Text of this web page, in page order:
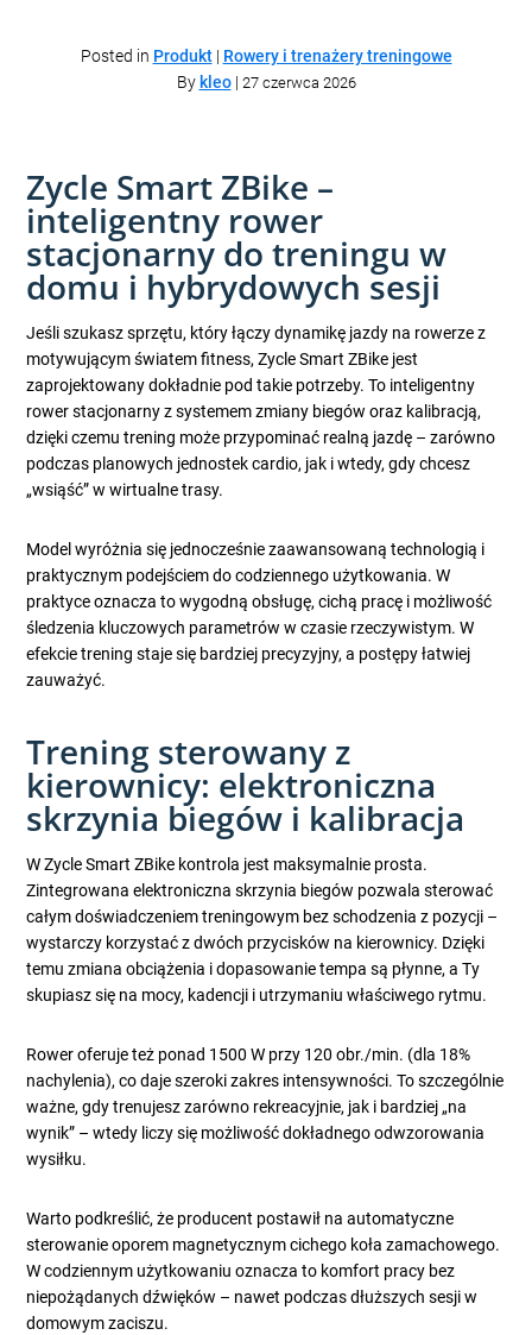
Posted in Produkt| Rowery i trenażery treningowe
By kleo| 27 czerwca 2026
Zycle Smart ZBike –
inteligentny rower
stacjonarny do treningu w
domu i hybrydowych sesji
Jeśli szukasz sprzętu, który łączy dynamikę jazdy na rowerze z
motywującym światem fitness, Zycle Smart ZBike jest
zaprojektowany dokładnie pod takie potrzeby. To inteligentny
rower stacjonarny z systemem zmiany biegów oraz kalibracją,
dzięki czemu trening może przypominać realną jazdę – zarówno
podczas planowych jednostek cardio, jak i wtedy, gdy chcesz
„wsiąść” w wirtualne trasy.
Model wyróżnia się jednocześnie zaawansowaną technologią i
praktycznym podejściem do codziennego użytkowania. W
praktyce oznacza to wygodną obsługę, cichą pracę i możliwość
śledzenia kluczowych parametrów w czasie rzeczywistym. W
efekcie trening staje się bardziej precyzyjny, a postępy łatwiej
zauważyć.
Trening sterowany z
kierownicy: elektroniczna
skrzynia biegów i kalibracja
W Zycle Smart ZBike kontrola jest maksymalnie prosta.
Zintegrowana elektroniczna skrzynia biegów pozwala sterować
całym doświadczeniem treningowym bez schodzenia z pozycji –
wystarczy korzystać z dwóch przycisków na kierownicy. Dzięki
temu zmiana obciążenia i dopasowanie tempa są płynne, a Ty
skupiasz się na mocy, kadencji i utrzymaniu właściwego rytmu.
Rower oferuje też ponad 1500 W przy 120 obr./min. (dla 18%
nachylenia), co daje szeroki zakres intensywności. To szczególnie
ważne, gdy trenujesz zarówno rekreacyjnie, jak i bardziej „na
wynik” – wtedy liczy się możliwość dokładnego odwzorowania
wysiłku.
Warto podkreślić, że producent postawił na automatyczne
sterowanie oporem magnetycznym cichego koła zamachowego.
W codziennym użytkowaniu oznacza to komfort pracy bez
niepożądanych dźwięków – nawet podczas dłuższych sesji w
domowym zaciszu.